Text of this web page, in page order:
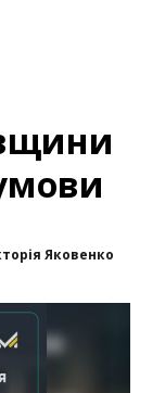
Яковенко